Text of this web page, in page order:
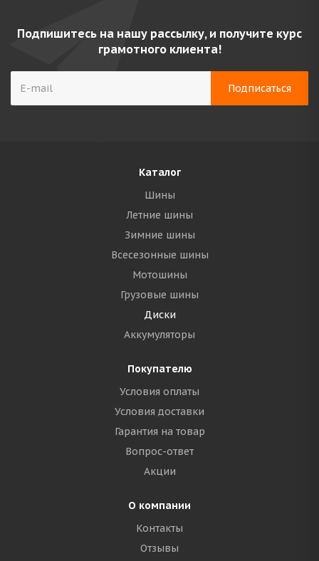
Подпишитесь на нашу рассылку, и получите курс
грамотного клиента!
Каталог
Шины
Летние шины
Зимние шины
Всесезонные шины
Мотошины
Грузовые шины
Диски
Аккумуляторы
Покупателю
Условия оплаты
Условия доставки
Гарантия на товар
Вопрос-ответ
Акции
О компании
Контакты
Отзывы